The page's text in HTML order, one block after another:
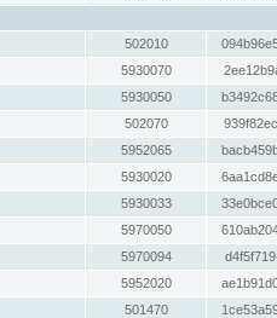
502010
5930070
5930050
502070
5952065
5930020
5930033
5970050
5970094
5952020
501470